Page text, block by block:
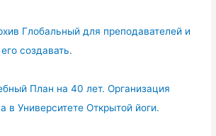
Глобальный для преподавателей и
создавать.
План на 40 лет. Организация
в Университете Открытой йоги.